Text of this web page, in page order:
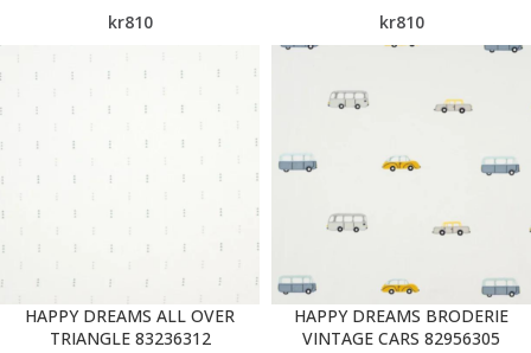
kr810 kr810
HAPPY DREAMS ALL OVER
TRIANGLE 83236312
HAPPY DREAMS BRODERIE
VINTAGE CARS 82956305